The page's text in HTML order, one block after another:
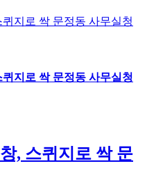
지로 싹 문정동 사무실청
지로 싹 문정동 사무실청
, 스퀴지로 싹 문